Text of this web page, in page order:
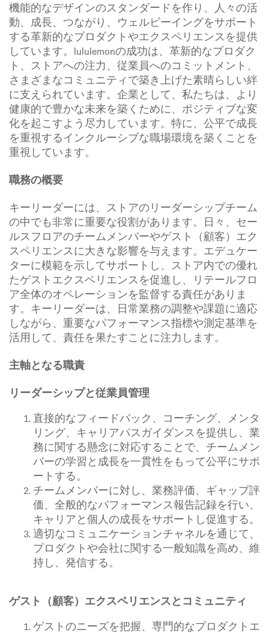
機能的なデザインのスタンダードを作り、人々の活
動、成長、つながり、ウェルビーイングをサポート
する革新的なプロダクトやエクスペリエンスを提供
しています。lululemonの成功は、革新的なプロダク
ト、ストアへの注力、従業員へのコミットメント、
さまざまなコミュニティで築き上げた素晴らしい絆
に支えられています。企業として、私たちは、より
健康的で豊かな未来を築くために、ポジティブな変
化を起こすよう尽力しています。特に、公平で成長
を重視するインクルーシブな職場環境を築くことを
重視しています。
職務の概要
キーリーダーには、ストアのリーダーシップチーム
の中でも非常に重要な役割があります。日々、セー
ルスフロアのチームメンバーやゲスト（顧客）エク
スペリエンスに大きな影響を与えます。エデュケー
ターに模範を示してサポートし、ストア内での優れ
たゲストエクスペリエンスを促進し、リテールフロ
ア全体のオペレーションを監督する責任がありま
す。キーリーダーは、日常業務の調整や課題に適応
しながら、重要なパフォーマンス指標や測定基準を
活用して、責任を果たすことに注力します。
主軸となる職責
リーダーシップと従業員管理
直接的なフィードバック、コーチング、メンタ
リング、キャリアパスガイダンスを提供し、業
務に関する懸念に対応することで、チームメン
バーの学習と成長を一貫性をもって公平にサポ
ートする。
チームメンバーに対し、業務評価、ギャップ評
価、全般的なパフォーマンス報告記録を行い、
キャリアと個人の成長をサポートし促進する。
適切なコミュニケーションチャネルを通じて、
プロダクトや会社に関する一般知識を高め、維
持し、発信する。
ゲスト（顧客）エクスペリエンスとコミュニティ
ゲストのニーズを把握、専門的なプロダクトエ